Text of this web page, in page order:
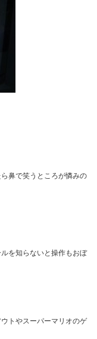
鼻で笑うところが憐みの
を知らないと操作もおぼ
トやスーパーマリオのゲ